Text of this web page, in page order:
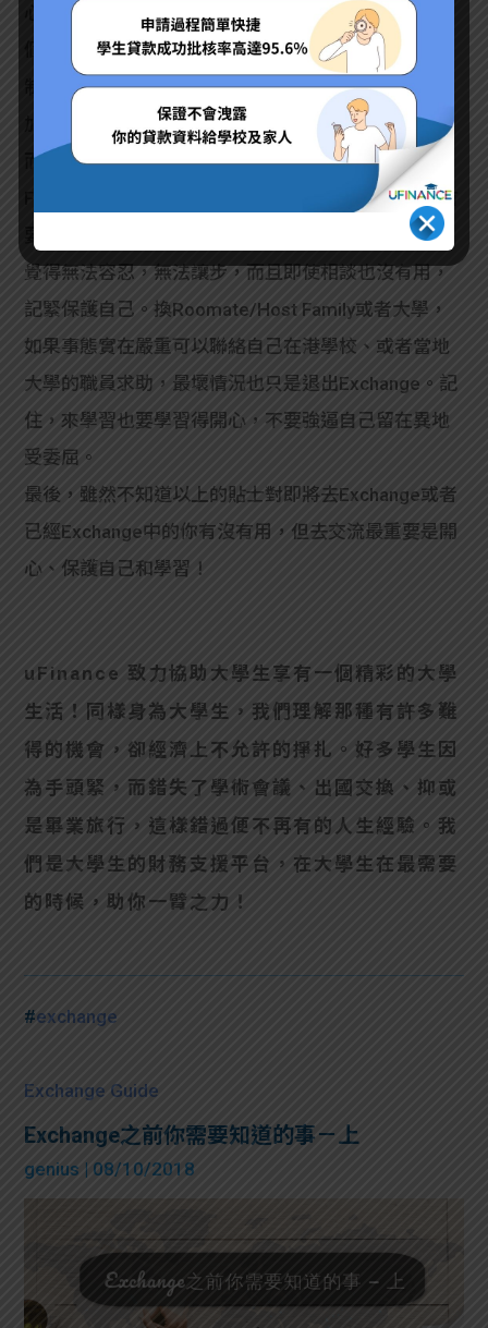
心安全。外國和香港一樣有小偷，有壞人，小心自己
個人安全和財物，就算去飲酒Happy Hour，也要節
制，避免「飲到斷片」，在香港要小心，到了外地更
加應該提高警覺，以免樂極生悲。
而同樣地，有部分人到了新學生不習慣，或者與Host
Family/Roomate有衝突。文化衝突其實到處也有，首
要是互相尊重，但並非每個人也願意。當你自己實在
覺得無法容忍，無法讓步，而且即使相談也沒有用，
記緊保護自己。換Roomate/Host Family或者大學，
如果事態實在嚴重可以聯絡自己在港學校、或者當地
大學的職員求助，最壞情況也只是退出Exchange。記
住，來學習也要學習得開心，不要強逼自己留在異地
受委屈。
最後，雖然不知道以上的貼士對即將去Exchange或者
已經Exchange中的你有沒有用，但去交流最重要是開
心、保護自己和學習！
uFinance 致力協助大學生享有一個精彩的大學
生活！同樣身為大學生，我們理解那種有許多難
得的機會，卻經濟上不允許的掙扎。好多學生因
為手頭緊，而錯失了學術會議、出國交換、抑或
是畢業旅行，這樣錯過便不再有的人生經驗。我
們是大學生的財務支援平台，在大學生在最需要
的時候，助你一臂之力！
#exchange
Exchange Guide
Exchange之前你需要知道的事－上
genius | 08/10/2018